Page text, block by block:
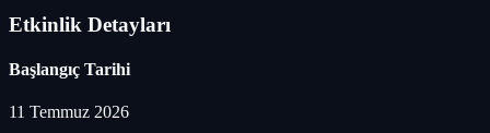
Etkinlik Detayları
Başlangıç Tarihi
11 Temmuz 2026